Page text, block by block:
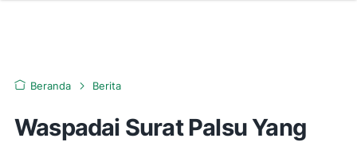
Beranda Berita
Waspadai Surat Palsu Yang